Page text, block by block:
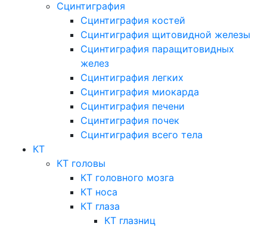
Сцинтиграфия
Сцинтиграфия костей
Сцинтиграфия щитовидной железы
Сцинтиграфия паращитовидных
желез
Сцинтиграфия легких
Сцинтиграфия миокарда
Сцинтиграфия печени
Сцинтиграфия почек
Сцинтиграфия всего тела
КТ
КТ головы
КТ головного мозга
КТ носа
КТ глаза
КТ глазниц